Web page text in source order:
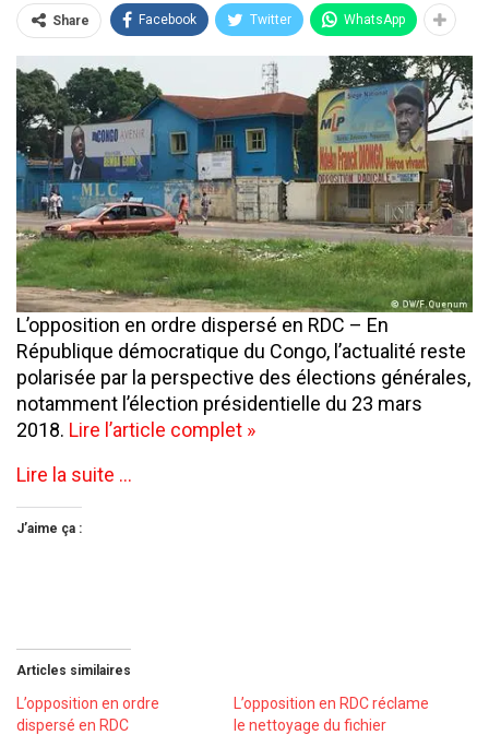
Share Facebook Twitter WhatsApp
L’opposition en ordre dispersé en RDC – En
République démocratique du Congo, l’actualité reste
polarisée par la perspective des élections générales,
notamment l’élection présidentielle du 23 mars
2018. Lire l’article complet »
Lire la suite …
J’aime ça :
Articles similaires
L’opposition en ordre
dispersé en RDC
L’opposition en RDC réclame
le nettoyage du fichier